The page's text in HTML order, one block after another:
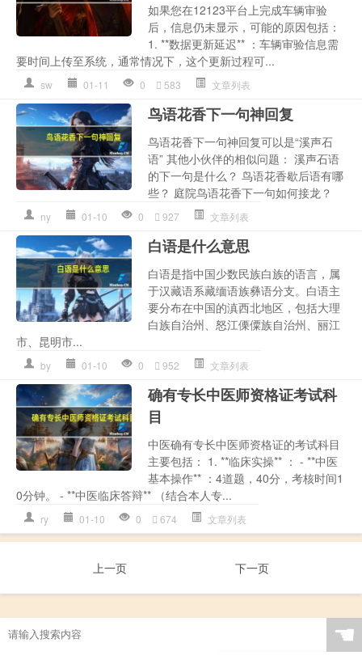
如果您在12123平台上完成车辆审验
后，信息仍未显示，可能的原因包括：
1. **数据更新延迟** ：车辆审验信息需
要时间上传至系统，通常情况下，这个更新过程可...
sw 01-11 0 583 文章列表
鸟语花香下一句神回复
鸟语花香下一句神回复可以是“溪声石
语” 其他小伙伴的相似问题： 溪声石语
的下一句是什么？ 鸟语花香歇后语有哪
些？ 庭院鸟语花香下一句如何接龙？
ny 01-10 0 927 文章列表
白语是什么意思
白语是指中国少数民族白族的语言，属
于汉藏语系藏缅语族彝语分支。白语主
要分布在中国的滇西北地区，包括大理
白族自治州、怒江傈僳族自治州、丽江
市、昆明市...
by 01-10 0 952 文章列表
确有专长中医师资格证考试科
目
中医确有专长中医师资格证的考试科目
主要包括： 1. **临床实操** ： - **中医
基本操作** ：4道题，40分，考核时间1
0分钟。 - **中医临床答辩** （结合本人专...
ry 01-10 0 674 文章列表
上一页 下一页
☚